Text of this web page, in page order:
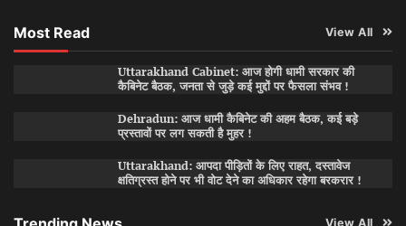
Most Read View All
Uttarakhand Cabinet: आज होगी धामी सरकार की
कैबिनेट बैठक, जनता से जुड़े कई मुद्दों पर फैसला संभव !
Dehradun: आज धामी कैबिनेट की अहम बैठक, कई बड़े
प्रस्तावों पर लग सकती है मुहर !
Uttarakhand: आपदा पीड़ितों के लिए राहत, दस्तावेज
क्षतिग्रस्त होने पर भी वोट देने का अधिकार रहेगा बरकरार !
View All